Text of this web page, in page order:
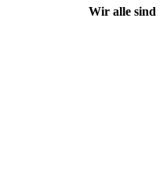
Wir alle sind